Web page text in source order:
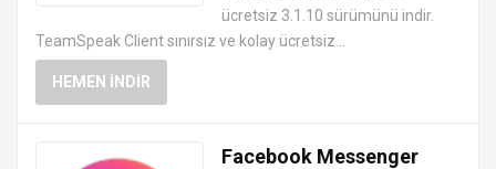
ücretsiz 3.1.10 sürümünü indir.
TeamSpeak Client sınırsız ve kolay ücretsiz...
HEMEN İNDIR
Facebook Messenger